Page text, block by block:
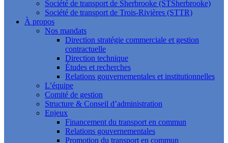
Société de transport de Sherbrooke (STSherbrooke)
Société de transport de Trois-Rivières (STTR)
À propos
Nos mandats
Direction stratégie commerciale et gestion
contractuelle
Direction technique
Études et recherches
Relations gouvernementales et institutionnelles
L’équipe
Comité de gestion
Structure & Conseil d’administration
Enjeux
Financement du transport en commun
Relations gouvernementales
Promotion du transport en commun